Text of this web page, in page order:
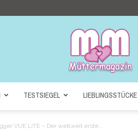
TESTSIEGEL LIEBLINGSSTÜCKE
VUE LITE – Der weltweit erste...